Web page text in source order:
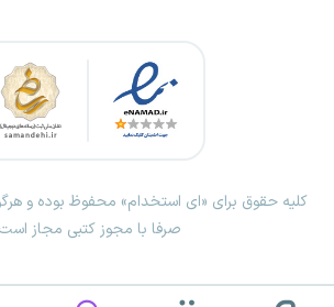
کلیه حقوق برای «ای استخدام» محفوظ بوده و
صرفا با مجوز کتبی مجاز